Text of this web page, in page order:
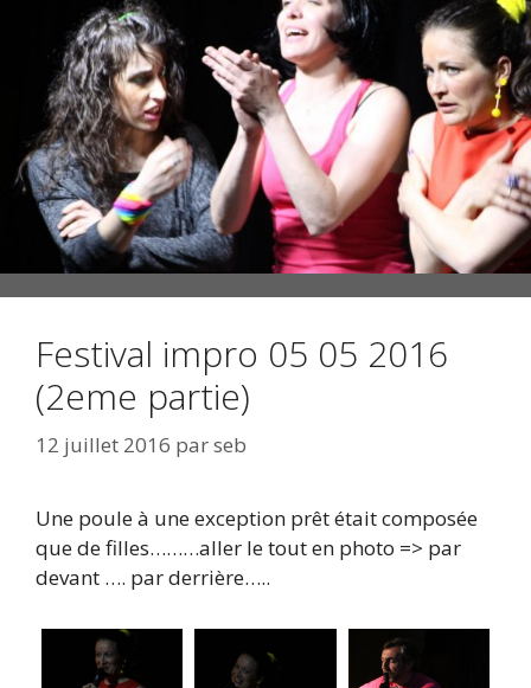
Festival impro 05 05 2016
(2eme partie)
12 juillet 2016 parseb
Une poule à une exception prêt était composée
que de filles………aller le tout en photo => par
devant …. par derrière…..